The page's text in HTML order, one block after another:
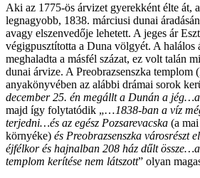
Aki az 1775-ös árvizet gyerekként élte át,
legnagyobb, 1838. márciusi dunai
avagy elszenvedője lehetett. A jeges ár
végigpusztította a Duna völgyét. A halálos
meghaladta a másfél százat, ez volt talán
dunai árvize. A Preobrazsenszka templom
anyakönyvében az alábbi drámai sorok
december 25. én megállt a Dunán a
majd így folytatódik „…1838-ban a víz
terjedni…és az egész Pozsarevacska (a
környéke) és Preobrazsenszka városrészt
éjfélkor és hajnalban 208 ház dűlt
templom kerítése nem látszott” olyan